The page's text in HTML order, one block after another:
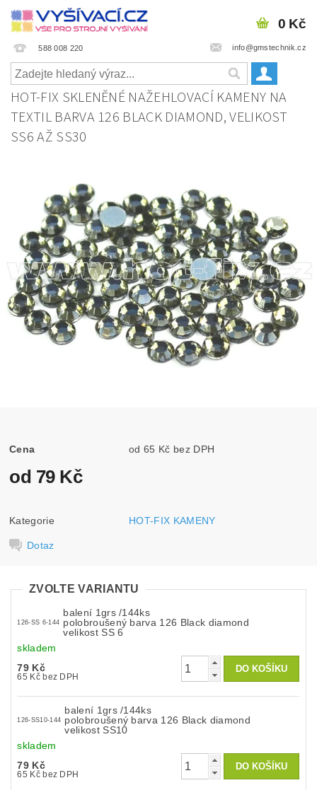
588 008 220 info@gmstechnik.cz
0 Kč
HOT-FIX SKLENĚNÉ NAŽEHLOVACÍ KAMENY NA
TEXTIL BARVA 126 BLACK DIAMOND, VELIKOST
SS6 AŽ SS30
Cena od 65 Kč bez DPH
od 79 Kč
Kategorie HOT-FIX KAMENY
Dotaz
ZVOLTE VARIANTU
126-SS 6-144
balení 1grs /144ks
polobroušený barva 126 Black diamond
velikost SS 6
skladem
79 Kč
65 Kč bez DPH
126-SS10-144
balení 1grs /144ks
polobroušený barva 126 Black diamond
velikost SS10
skladem
79 Kč
65 Kč bez DPH